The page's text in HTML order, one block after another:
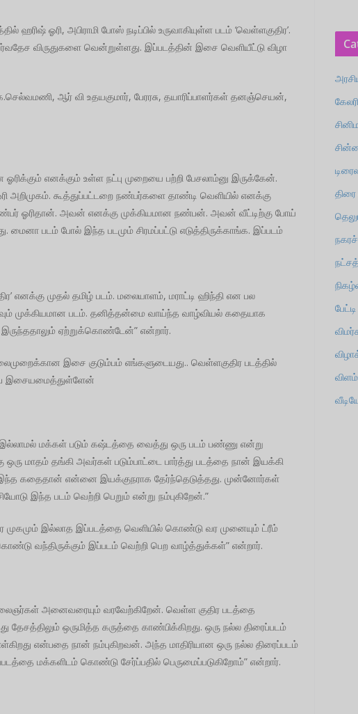
ஹரிஷ் ஓரி, அபிராமி போஸ் நடிப்பில் உருவாகியுள்ள படம் ‘வெள்ளகுதிர’.
விருதுகளை வென்றுள்ளது. இப்படத்தின் இசை வெளியீட்டு விழா
ஆர் வி உதயகுமார், பேரரசு, தயாரிப்பாளர்கள் தனஞ்செயன்,
எனக்கும் உள்ள நட்பு முறையை பற்றி பேசலாம்னு இருக்கேன்.
அறிமுகம். கூத்துப்பட்டறை நண்பர்களை தாண்டி வெளியில் எனக்கு
ஓரிதான். அவன் எனக்கு முக்கியமான நண்பன். அவன் வீட்டிற்கு போய்
மைனா படம் போல் இந்த படமும் சிரமப்பட்டு எடுத்திருக்காங்க. இப்படம்
எனக்கு முதல் தமிழ் படம். மலையாளம், மராட்டி ஹிந்தி என பல
முக்கியமான படம். தனித்தன்மை வாய்ந்த வாழ்வியல் கதையாக
இருந்ததாலும் ஏற்றுக்கொண்டேன்” என்றார்.
இசை குடும்பம் எங்களுடையது.. வெள்ளகுதிர படத்தில்
இசையமைத்துள்ளேன்
இல்லாமல் மக்கள் படும் கஷ்டத்தை வைத்து ஒரு படம் பண்ணு என்று
ஒரு மாதம் தங்கி அவர்கள் படும்பாட்டை பார்த்து படத்தை நான் இயக்கி
இந்த கதைதான் என்னை இயக்குநராக தேர்ந்தெடுத்தது. முன்னோர்கள்
இந்த படம் வெற்றி பெறும் என்று நம்புகிறேன்.”
முகமும் இல்லாத இப்படத்தை வெளியில் கொண்டு வர முனையும் ட்ரீம்
வந்திருக்கும் இப்படம் வெற்றி பெற வாழ்த்துக்கள்” என்றார்.
கலைஞர்கள் அனைவரையும் வரவேற்கிறேன். வெள்ள குதிர படத்தை
ஒருமித்த கருத்தை காண்பிக்கிறது. ஒரு நல்ல திரைப்படம்
என்பதை நான் நம்புகிறவன். அந்த மாதிரியான ஒரு நல்ல திரைப்படம்
மக்களிடம் கொண்டு சேர்ப்பதில் பெருமைப்படுகிறோம்” என்றார்.
கேலரி
பேட்டி